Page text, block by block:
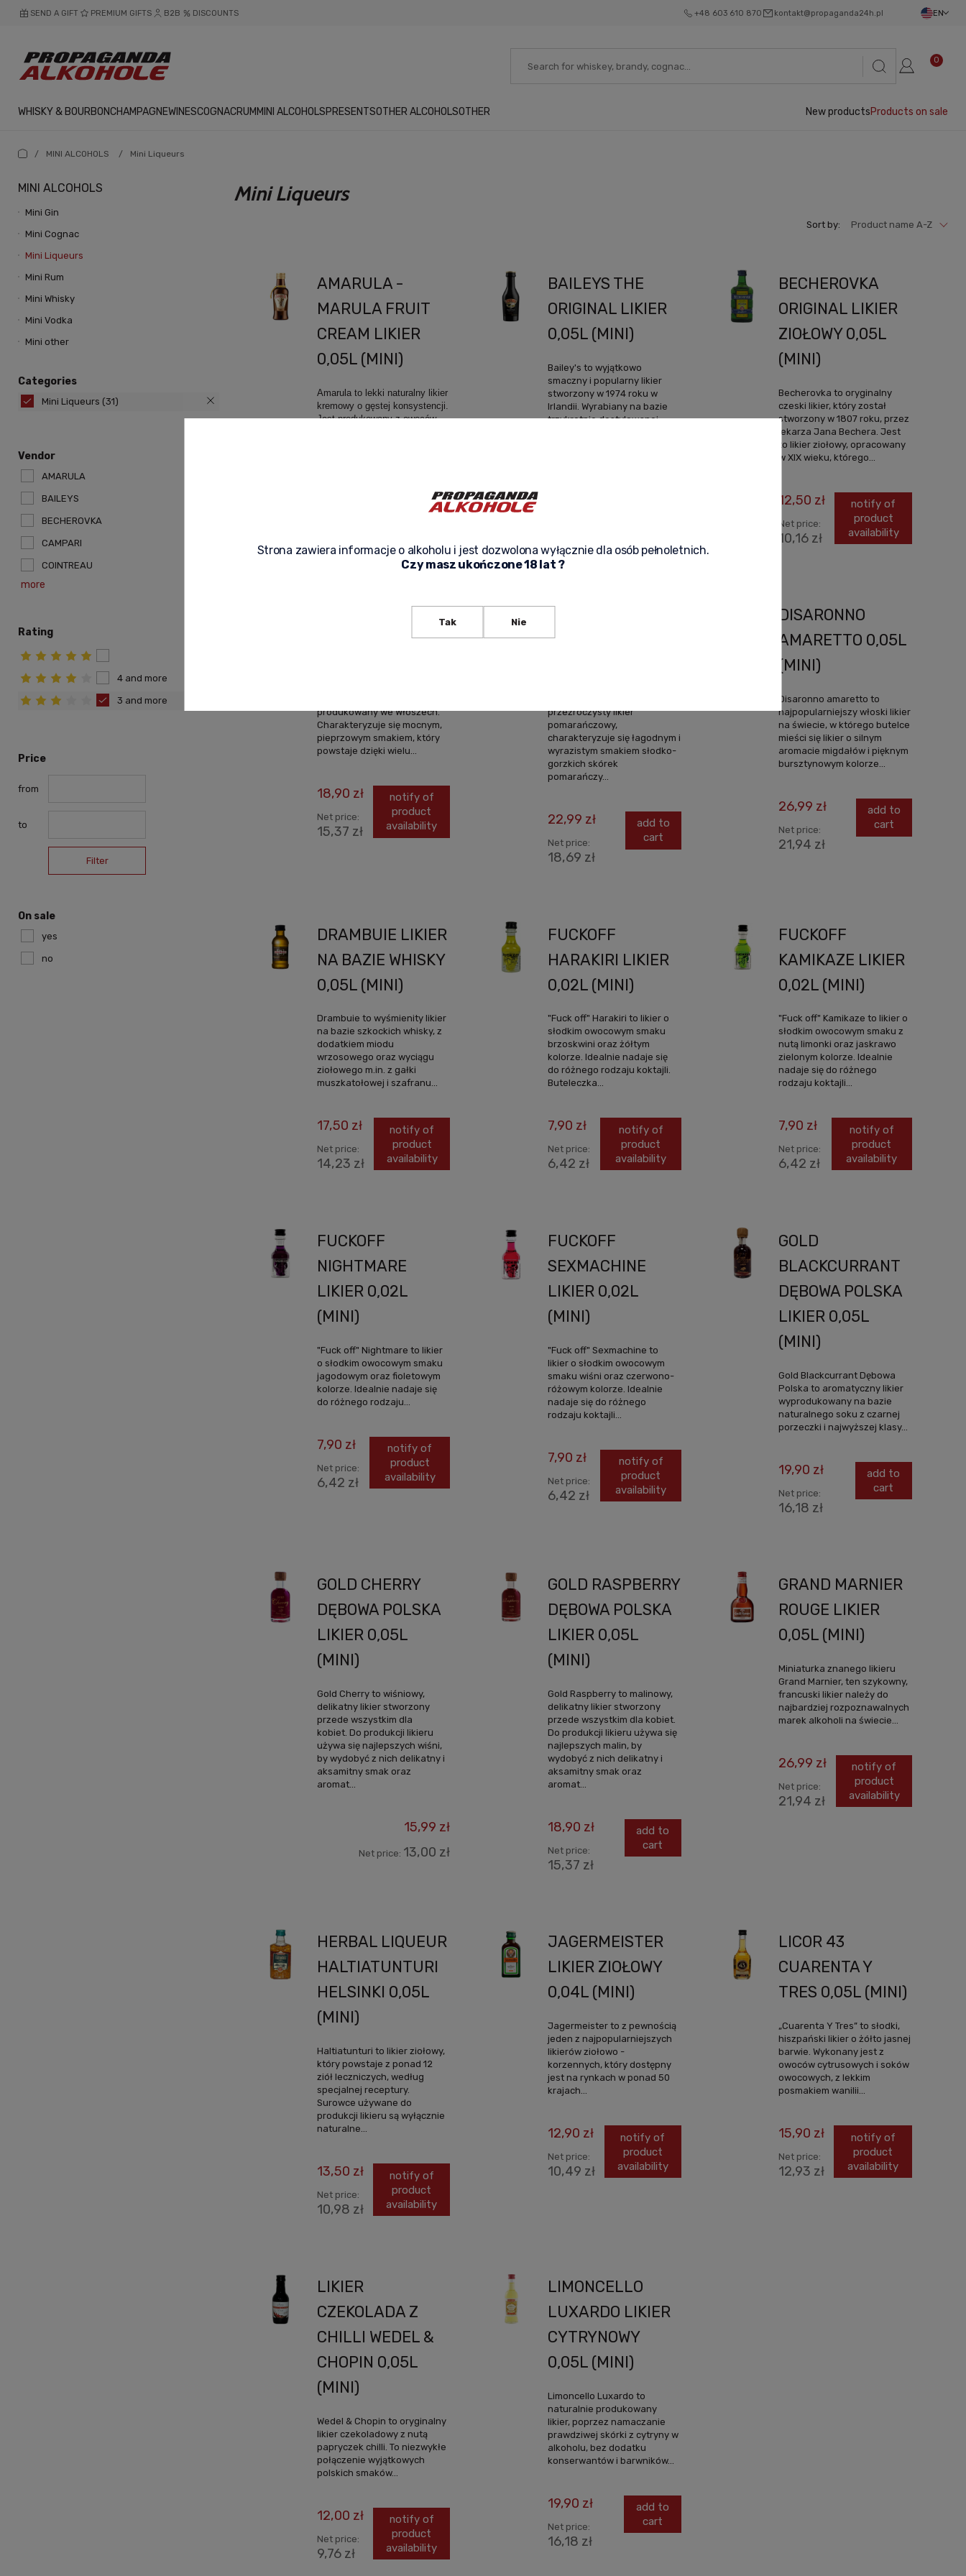
SEND A GIFT PREMIUM GIFTS B2B DISCOUNTS +48 603 610 870 kontakt@propaganda24h.pl EN
0
WHISKY & BOURBONCHAMPAGNEWINESCOGNACRUM MINI ALCOHOLSPRESENTSOTHER ALCOHOLSOTHER New productsProducts on sale
/ MINI ALCOHOLS / Mini Liqueurs
MINI ALCOHOLS
Mini Gin
Mini Cognac
Mini Liqueurs
Mini Rum
Mini Whisky
Mini Vodka
Mini other
Categories
Mini Liqueurs (31)
Vendor
AMARULA
BAILEYS
BECHEROVKA
CAMPARI
COINTREAU
more
Rating
4 and more
3 and more
Price
from
to
Filter
On sale
yes
no
Mini Liqueurs
Sort by: Product name A-Z
AMARULA -
MARULA FRUIT
CREAM LIKIER
0,05L (MINI)
Amarula to lekki naturalny likier
kremowy o gęstej konsystencji.
Jest produkowany z owoców
notify of
product
BAILEYS THE
ORIGINAL LIKIER
0,05L (MINI)
Bailey's to wyjątkowo
smaczny i popularny likier
stworzony w 1974 roku w
Irlandii. Wyrabiany na bazie
trzykrotnie destylowanej
BECHEROVKA
ORIGINAL LIKIER
ZIOŁOWY 0,05L
(MINI)
Becherovka to oryginalny
czeski likier, który został
stworzony w 1807 roku, przez
lekarza Jana Bechera. Jest
to likier ziołowy, opracowany
w XIX wieku, którego...
12,50 zł
Net price:
10,16 zł
notify of
product
availability
CAMPARI BITTER
MILANO 0,04L
produkowany we Włoszech.
Charakteryzuje się mocnym,
pieprzowym smakiem, który
powstaje dzięki wielu...
18,90 zł
Net price:
15,37 zł
notify of
product
availability
ORANGE LIKIER
przeźroczysty likier
pomarańczowy,
charakteryzuje się łagodnym i
wyrazistym smakiem słodko-
gorzkich skórek
pomarańczy...
22,99 zł
Net price:
18,69 zł
add to
cart
DISARONNO
AMARETTO 0,05L
(MINI)
Disaronno amaretto to
najpopularniejszy włoski likier
na świecie, w którego butelce
mieści się likier o silnym
aromacie migdałów i pięknym
bursztynowym kolorze...
26,99 zł
Net price:
21,94 zł
add to
cart
DRAMBUIE LIKIER
NA BAZIE WHISKY
0,05L (MINI)
Drambuie to wyśmienity likier
na bazie szkockich whisky, z
dodatkiem miodu
wrzosowego oraz wyciągu
ziołowego m.in. z gałki
muszkatołowej i szafranu...
17,50 zł
Net price:
14,23 zł
notify of
product
availability
FUCKOFF
HARAKIRI LIKIER
0,02L (MINI)
"Fuck off" Harakiri to likier o
słodkim owocowym smaku
brzoskwini oraz żółtym
kolorze. Idealnie nadaje się
do różnego rodzaju koktajli.
Buteleczka...
7,90 zł
Net price:
6,42 zł
notify of
product
availability
FUCKOFF
KAMIKAZE LIKIER
0,02L (MINI)
"Fuck off" Kamikaze to likier o
słodkim owocowym smaku z
nutą limonki oraz jaskrawo
zielonym kolorze. Idealnie
nadaje się do różnego
rodzaju koktajli...
7,90 zł
Net price:
6,42 zł
notify of
product
availability
FUCKOFF
NIGHTMARE
LIKIER 0,02L
(MINI)
"Fuck off" Nightmare to likier
o słodkim owocowym smaku
jagodowym oraz fioletowym
kolorze. Idealnie nadaje się
do różnego rodzaju...
7,90 zł
Net price:
6,42 zł
notify of
product
availability
FUCKOFF
SEXMACHINE
LIKIER 0,02L
(MINI)
"Fuck off" Sexmachine to
likier o słodkim owocowym
smaku wiśni oraz czerwono-
różowym kolorze. Idealnie
nadaje się do różnego
rodzaju koktajli...
7,90 zł
Net price:
6,42 zł
notify of
product
availability
GOLD
BLACKCURRANT
DĘBOWA POLSKA
LIKIER 0,05L
(MINI)
Gold Blackcurrant Dębowa
Polska to aromatyczny likier
wyprodukowany na bazie
naturalnego soku z czarnej
porzeczki i najwyższej klasy...
19,90 zł
Net price:
16,18 zł
add to
cart
GOLD CHERRY
DĘBOWA POLSKA
LIKIER 0,05L
(MINI)
Gold Cherry to wiśniowy,
delikatny likier stworzony
przede wszystkim dla
kobiet. Do produkcji likieru
używa się najlepszych wiśni,
by wydobyć z nich delikatny i
aksamitny smak oraz
aromat...
15,99 zł
Net price: 13,00 zł
GOLD RASPBERRY
DĘBOWA POLSKA
LIKIER 0,05L
(MINI)
Gold Raspberry to malinowy,
delikatny likier stworzony
przede wszystkim dla kobiet.
Do produkcji likieru używa się
najlepszych malin, by
wydobyć z nich delikatny i
aksamitny smak oraz
aromat...
18,90 zł
Net price:
15,37 zł
add to
cart
GRAND MARNIER
ROUGE LIKIER
0,05L (MINI)
Miniaturka znanego likieru
Grand Marnier, ten szykowny,
francuski likier należy do
najbardziej rozpoznawalnych
marek alkoholi na świecie...
26,99 zł
Net price:
21,94 zł
notify of
product
availability
HERBAL LIQUEUR
HALTIATUNTURI
HELSINKI 0,05L
(MINI)
Haltiatunturi to likier ziołowy,
który powstaje z ponad 12
ziół leczniczych, według
specjalnej receptury.
Surowce używane do
produkcji likieru są wyłącznie
naturalne...
13,50 zł
Net price:
10,98 zł
notify of
product
availability
JAGERMEISTER
LIKIER ZIOŁOWY
0,04L (MINI)
Jagermeister to z pewnością
jeden z najpopularniejszych
likierów ziołowo -
korzennych, który dostępny
jest na rynkach w ponad 50
krajach...
12,90 zł
Net price:
10,49 zł
notify of
product
availability
LICOR 43
CUARENTA Y
TRES 0,05L (MINI)
„Cuarenta Y Tres” to słodki,
hiszpański likier o żółto jasnej
barwie. Wykonany jest z
owoców cytrusowych i soków
owocowych, z lekkim
posmakiem wanilii...
15,90 zł
Net price:
12,93 zł
notify of
product
availability
LIKIER
CZEKOLADA Z
CHILLI WEDEL &
CHOPIN 0,05L
(MINI)
Wedel & Chopin to oryginalny
likier czekoladowy z nutą
papryczek chilli. To niezwykłe
połączenie wyjątkowych
polskich smaków...
12,00 zł
Net price:
9,76 zł
notify of
product
availability
LIMONCELLO
LUXARDO LIKIER
CYTRYNOWY
0,05L (MINI)
Limoncello Luxardo to
naturalnie produkowany
likier, poprzez namaczanie
prawdziwej skórki z cytryny w
alkoholu, bez dodatku
konserwantów i barwników...
19,90 zł
Net price:
16,18 zł
add to
cart
Strona zawiera informacje o alkoholu i jest dozwolona wyłącznie dla osób pełnoletnich.
Czy masz ukończone 18 lat ?
Tak Nie